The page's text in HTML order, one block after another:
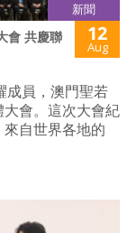
新聞
會 共慶聯
12
Aug
成員，澳門聖若
會。這次大會紀
自世界各地的